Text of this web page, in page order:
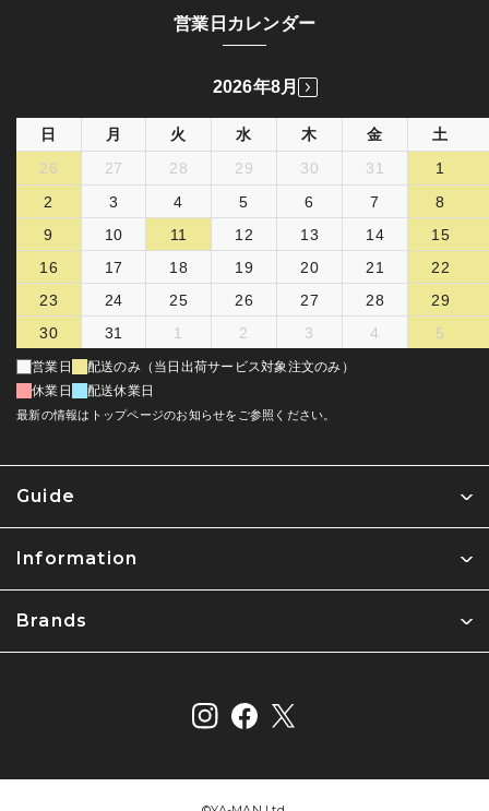
Guide
Information
Brands
営業日カレンダー
2026年8月
日 月 火 水 木 金
土
26
27 28 29 30 31
1
2
3 4 5 6 7
8
9
10 11 12 13 14
15
16
17 18 19 20 21
22
23
24 25 26 27 28
29
30
31 1 2 3 4 5
営業日
配送のみ（当日出荷サービス対象注文のみ）
休業日
配送休業日
最新の情報はトップページのお知らせをご参照ください。